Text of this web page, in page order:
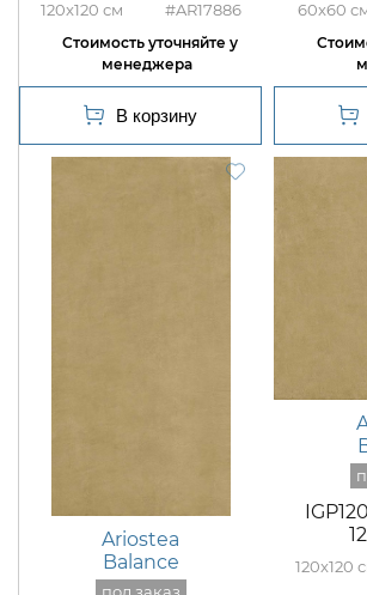
120x120 #AR17886 60x60
Ariostea
Balance
120x120